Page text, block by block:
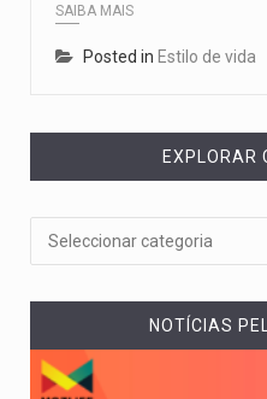
SAIBA MAIS
Posted in Estilo de vida
EXPLORAR
NOTÍCIAS